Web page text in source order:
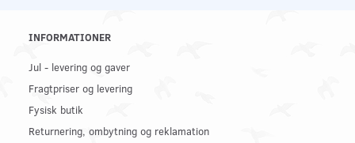
INFORMATIONER
Jul - levering og gaver
Fragtpriser og levering
Fysisk butik
Returnering, ombytning og reklamation